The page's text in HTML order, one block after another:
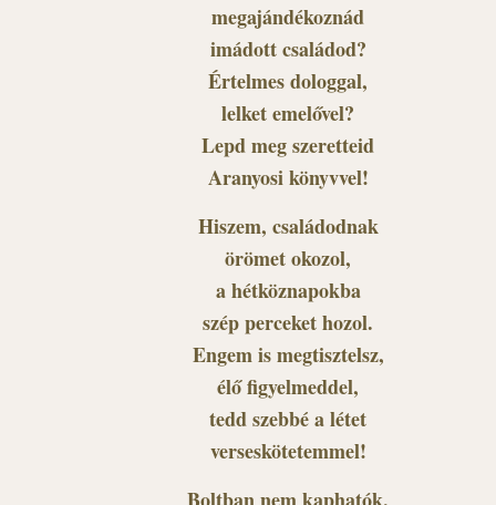
megajándékoznád
imádott családod?
Értelmes dologgal,
lelket emelővel?
Lepd meg szeretteid
Aranyosi könyvvel!
Hiszem, családodnak
örömet okozol,
a hétköznapokba
szép perceket hozol.
Engem is megtisztelsz,
élő figyelmeddel,
tedd szebbé a létet
verseskötetemmel!